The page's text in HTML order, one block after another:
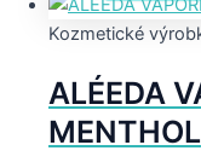
Kozmetické
ALÉEDA
MENTHOL